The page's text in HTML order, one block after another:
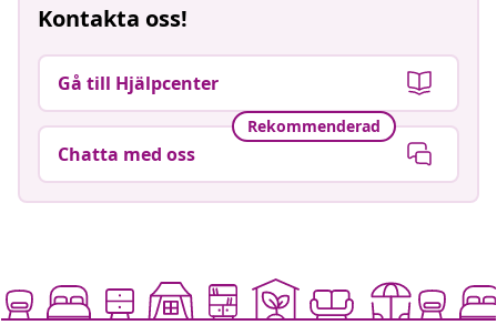
Kontakta oss!
Gå till Hjälpcenter
Rekommenderad
Chatta med oss